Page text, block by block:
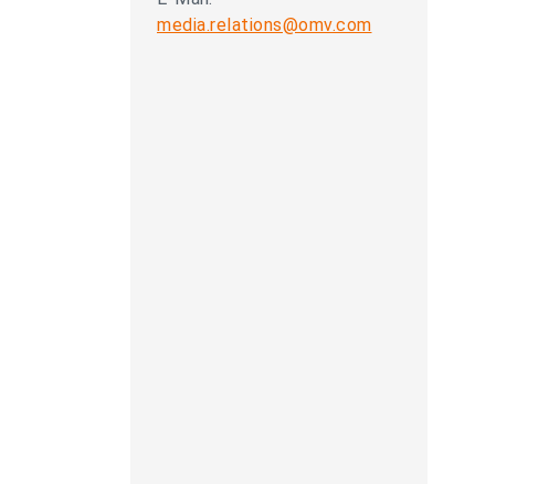
media.relations@omv.com